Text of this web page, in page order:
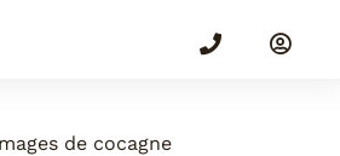
de cocagne